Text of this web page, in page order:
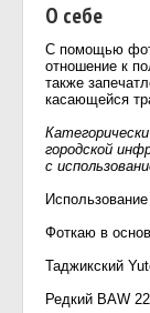
О себе
С помощью
отношение к
также
касающейся
городской
с
Фоткаю в
Таджикский
Редкий BAW